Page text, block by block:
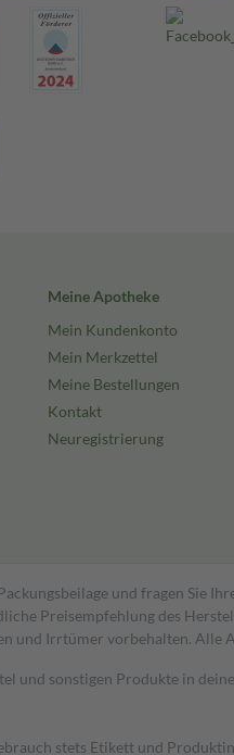
Meine Apotheke
Mein Kundenkonto
Mein Merkzettel
Meine Bestellungen
Kontakt
Neuregistrierung
und fragen Sie
Preisempfehlung des
und Irrtümer vorbehalten. Alle
und sonstigen Produkte in
stets Etikett und